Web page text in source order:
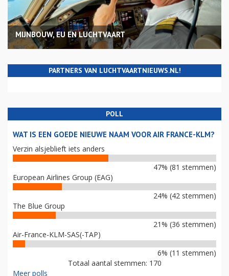
MIJNBOUW, EU EN LUCHTVAART
PARTNERS VAN LUCHTVAARTNIEUWS.NL!
POLL
WAT IS EEN GOEDE NIEUWE NAAM VOOR AIR FRANCE-KLM?
Verzin alsjeblieft iets anders
47% (81 stemmen)
European Airlines Group (EAG)
24% (42 stemmen)
The Blue Group
21% (36 stemmen)
Air-France-KLM-SAS(-TAP)
6% (11 stemmen)
Totaal aantal stemmen: 170
Meer polls